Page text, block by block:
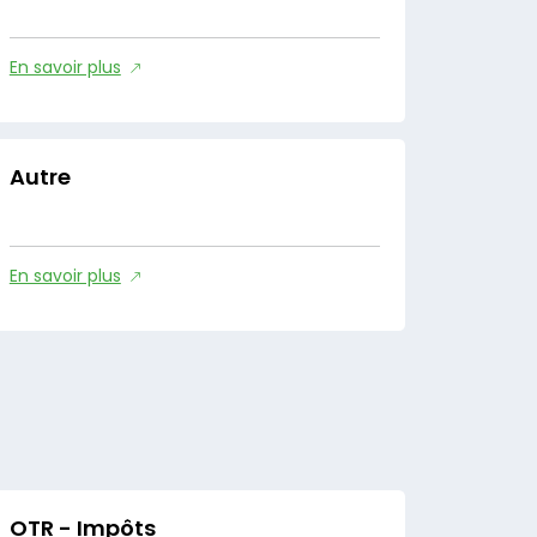
En savoir plus
Autre
En savoir plus
OTR - Impôts